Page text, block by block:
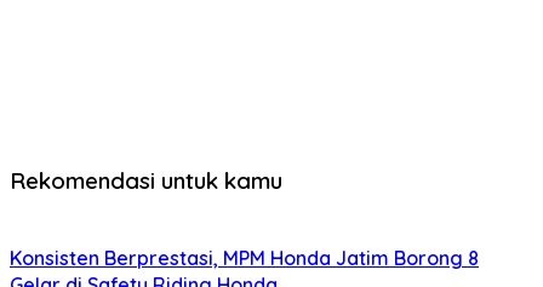
Rekomendasi untuk kamu
Konsisten Berprestasi, MPM Honda Jatim Borong 8